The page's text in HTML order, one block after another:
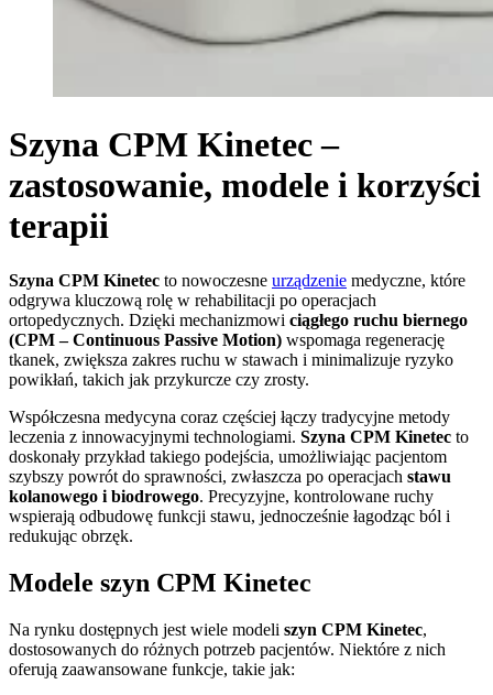
Szyna CPM Kinetec –
zastosowanie, modele i korzyści
terapii
Szyna CPM Kinetec to nowoczesne urządzenie medyczne, które
odgrywa kluczową rolę w rehabilitacji po operacjach
ortopedycznych. Dzięki mechanizmowi ciągłego ruchu biernego
(CPM – Continuous Passive Motion) wspomaga regenerację
tkanek, zwiększa zakres ruchu w stawach i minimalizuje ryzyko
powikłań, takich jak przykurcze czy zrosty.
Współczesna medycyna coraz częściej łączy tradycyjne metody
leczenia z innowacyjnymi technologiami. Szyna CPM Kinetec to
doskonały przykład takiego podejścia, umożliwiając pacjentom
szybszy powrót do sprawności, zwłaszcza po operacjach stawu
kolanowego i biodrowego. Precyzyjne, kontrolowane ruchy
wspierają odbudowę funkcji stawu, jednocześnie łagodząc ból i
redukując obrzęk.
Modele szyn CPM Kinetec
Na rynku dostępnych jest wiele modeli szyn CPM Kinetec,
dostosowanych do różnych potrzeb pacjentów. Niektóre z nich
oferują zaawansowane funkcje, takie jak: